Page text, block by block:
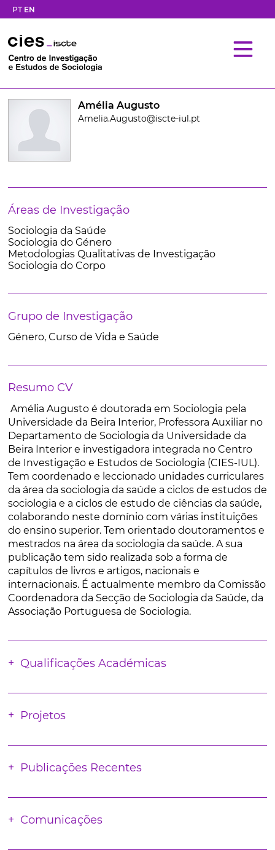
PT EN
Amélia Augusto
Amelia.Augusto@iscte-iul.pt
Áreas de Investigação
Sociologia da Saúde
Sociologia do Género
Metodologias Qualitativas de Investigação
Sociologia do Corpo
Grupo de Investigação
Género, Curso de Vida e Saúde
Resumo CV
Amélia Augusto é doutorada em Sociologia pela
Universidade da Beira Interior, Professora Auxiliar no
Departamento de Sociologia da Universidade da
Beira Interior e investigadora integrada no Centro
de Investigação e Estudos de Sociologia (CIES-IUL).
Tem coordenado e leccionado unidades curriculares
da área da sociologia da saúde a ciclos de estudos de
sociologia e a ciclos de estudo de ciências da saúde,
colaborando neste domínio com várias instituições
do ensino superior. Tem orientado doutoramentos e
mestrados na área da sociologia da saúde. A sua
publicação tem sido realizada sob a forma de
capítulos de livros e artigos, nacionais e
internacionais. É actualmente membro da Comissão
Coordenadora da Secção de Sociologia da Saúde, da
Associação Portuguesa de Sociologia.
Qualificações Académicas
Projetos
Publicações Recentes
Comunicações